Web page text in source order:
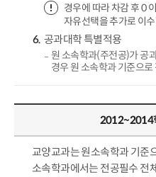
경우에 따라 차감 후 0
자유선택을 추가로 이
공과대학 특별적용
원 소속학과(주전공)가 공
경우 원 소속학과 기준으
2012~2014
교양교과는 원소속학과 기준
소속학과에서는 전공필수 전